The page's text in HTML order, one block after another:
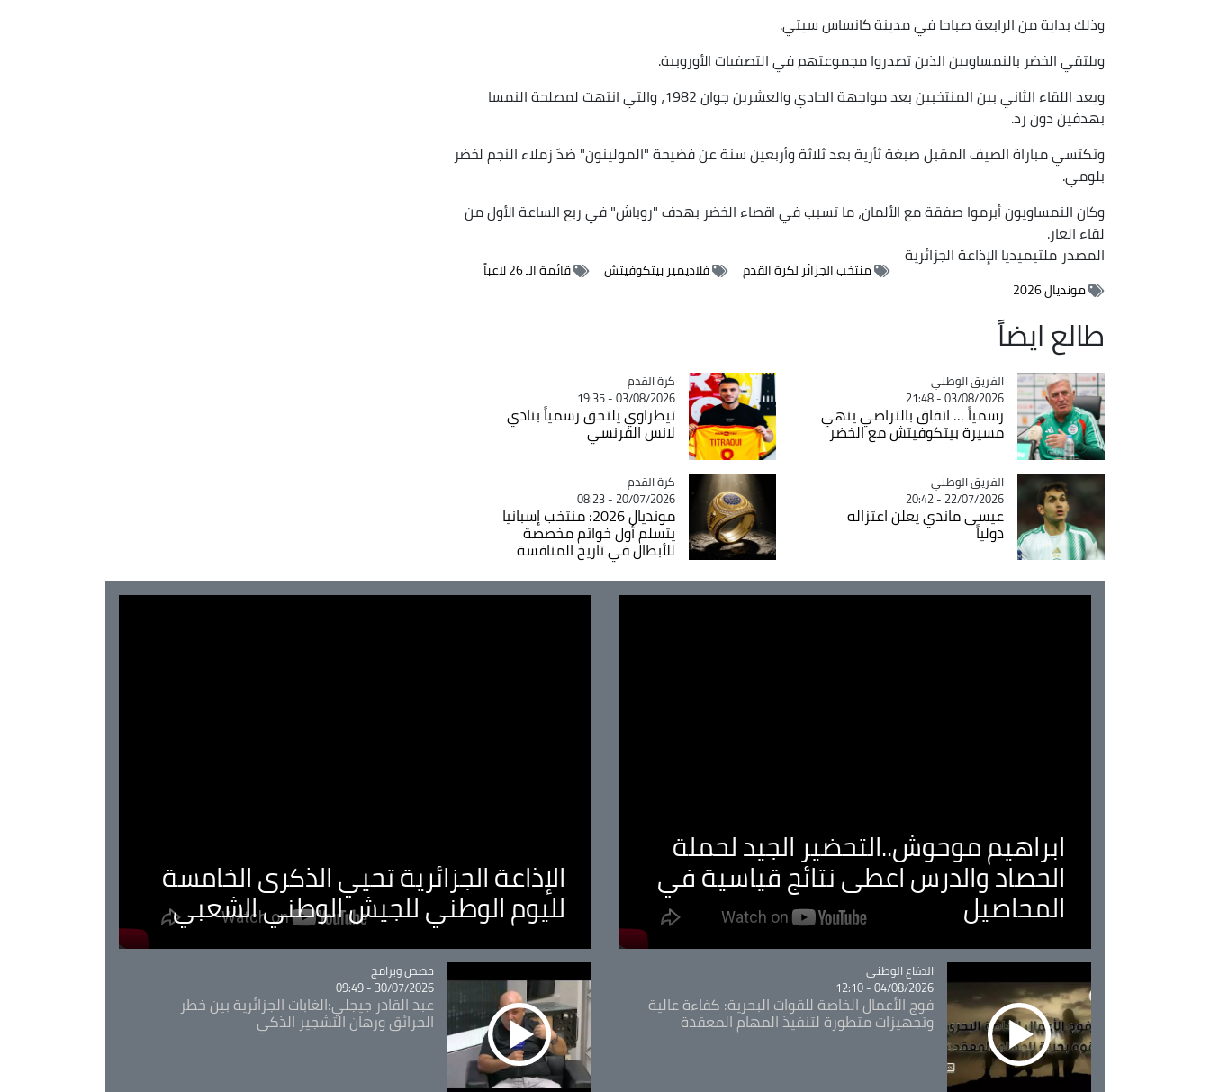
وذلك بداية من الرابعة صباحا في مدينة كانساس سيتي.
ويلتقي الخضر بالنمساويين الذين تصدروا مجموعتهم في التصفيات الأوروبية.
ويعد اللقاء الثاني بين المنتخبين بعد مواجهة الحادي والعشرين جوان 1982، والتي انتهت لمصلحة النمسا
بهدفين دون رد.
وتكتسي مباراة الصيف المقبل صبغة ثأرية بعد ثلاثة وأربعين سنة عن فضيحة "المولينون" ضدّ زملاء النجم لخضر
بلومي.
وكان النمساويون أبرموا صفقة مع الألمان، ما تسبب في اقصاء الخضر بهدف "روباش" في ربع الساعة الأول من
لقاء العار.
المصدر ملتيميديا الإذاعة الجزائرية
منتخب الجزائر لكرة القدم فلاديمير بيتكوفيتش
قائمة الـ 26 لاعباً
مونديال 2026
طالع ايضاً
Catégorie
الفريق الوطني
03/08/2026 - 21:48
رسمياً ... اتفاق بالتراضي ينهي
مسيرة بيتكوفيتش مع الخضر
Catégorie
كرة القدم
03/08/2026 - 19:35
تيطراوي يلتحق رسمياً بنادي
لانس الفرنسي
Catégorie
الفريق الوطني
22/07/2026 - 20:42
عيسى ماندي يعلن اعتزاله
دولياً
Catégorie
كرة القدم
20/07/2026 - 08:23
مونديال 2026: منتخب إسبانيا
يتسلم أول خواتم مخصصة
للأبطال في تاريخ المنافسة
ابراهيم موحوش..التحضير الجيد لحملة
الحصاد والدرس اعطى نتائج قياسية في
المحاصيل
الإذاعة الجزائرية تحيي الذكرى الخامسة
لليوم الوطني للجيش الوطني الشعبي
Catégorie
الدفاع الوطني
04/08/2026 - 12:10
فوج الأعمال الخاصة للقوات البحرية: كفاءة عالية
وتجهيزات متطورة لتنفيذ المهام المعقدة
Catégorie
حصص وبرامج
30/07/2026 - 09:49
عبد القادر جيجلي:الغابات الجزائرية بين خطر
الحرائق ورهان التشجير الذكي